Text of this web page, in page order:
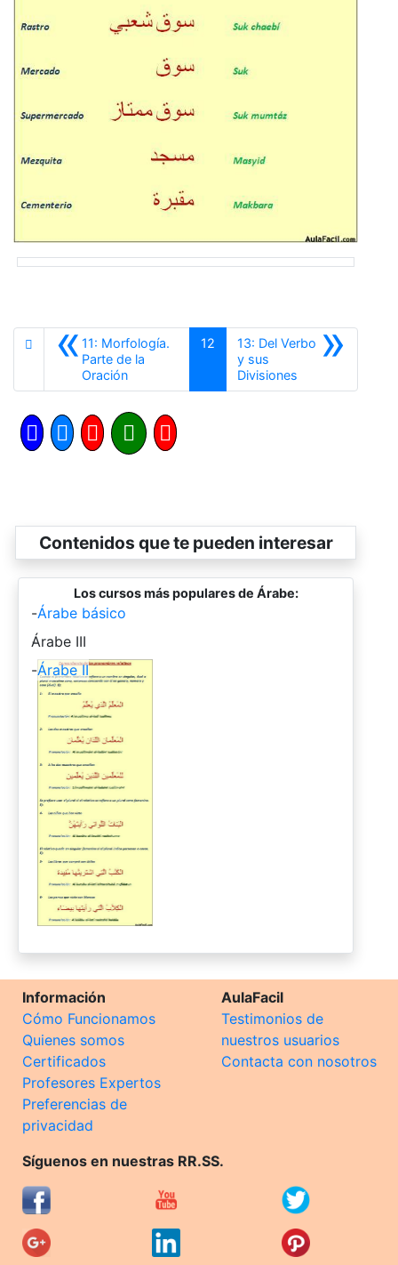
«11: Morfología.
Parte de la
OraciónAnterior
12 »
13: Del Verbo
y sus
Divisiones
Contenidos que te pueden interesar
Los cursos más populares de Árabe:
-Árabe básico
-
Árabe III
-Árabe II
Información
Cómo Funcionamos
Quienes somos
Certificados
Profesores Expertos
Preferencias de
privacidad
AulaFacil
Testimonios de
nuestros usuarios
Contacta con nosotros
Síguenos en nuestras RR.SS.